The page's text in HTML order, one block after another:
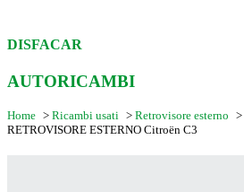
DISFACAR
AUTORICAMBI
Home > Ricambi usati > Retrovisore esterno >
RETROVISORE ESTERNO Citroën C3